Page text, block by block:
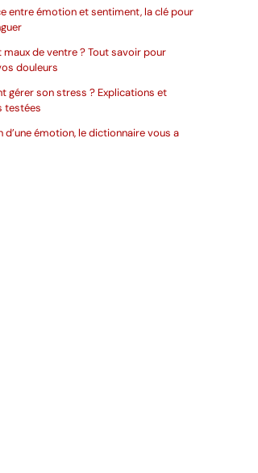
entre émotion et sentiment, la clé pour
maux de ventre ? Tout savoir pour
douleurs
gérer son stress ? Explications et
testées
d’une émotion, le dictionnaire vous a